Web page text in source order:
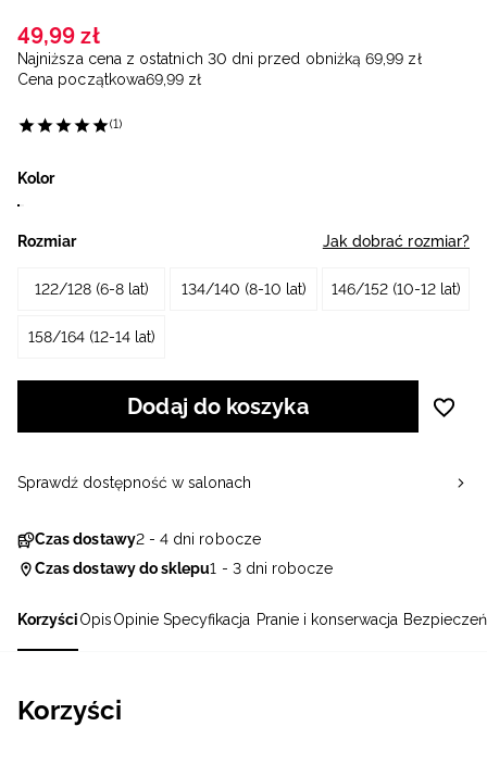
KorzyściOpisOpinie Specyfikacja Pranie i konserwacja
Korzyści
49,99 zł
Najniższa cena z ostatnich 30 dni przed obniżką 69,99 zł
Cena początkowa69,99 zł
(1)
Kolor
Rozmiar Jak dobrać rozmiar?
122/128 (6-8 lat) 134/140 (8-10 lat) 146/152 (10-12 lat)
158/164 (12-14 lat)
Dodaj do koszyka
Czas dostawy2 - 4 dni robocze
Czas dostawy do sklepu1 - 3 dni robocze
Sprawdź dostępność w salonach